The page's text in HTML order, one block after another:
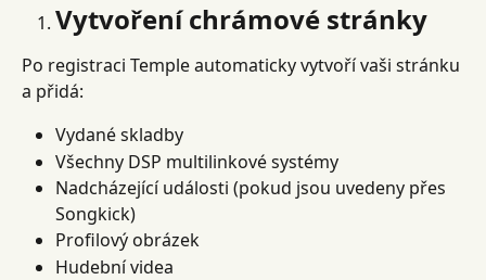
Vytvoření chrámové stránky
Po registraci Temple automaticky vytvoří vaši stránku
a přidá:
Vydané skladby
Všechny DSP multilinkové systémy
Nadcházející události (pokud jsou uvedeny přes
Songkick)
Profilový obrázek
Hudební videa